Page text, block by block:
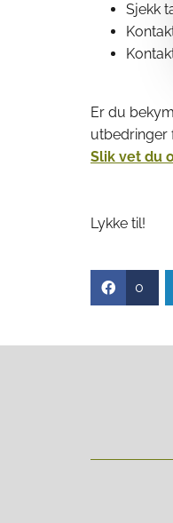
Sjekk
Er du
utbedringer
Slik vet du
Lykke til!
0